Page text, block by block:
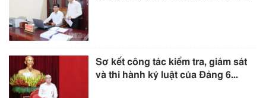
Sơ kết công tác kiểm tra, giám sát
và thi hành kỷ luật của Đảng 6...